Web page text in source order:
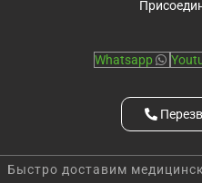
Whatsapp
Быстро доставим